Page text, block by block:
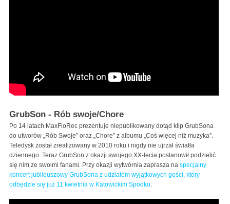
GrubSon - Rób swoje/Chore
Po 14 latach MaxFloRec prezentuje niepublikowany dotąd klip GrubSona
do utworów „Rób Swoje” oraz „Chore” z albumu „Coś więcej niż muzyka”.
Teledysk został zrealizowany w 2010 roku i nigdy nie ujrzał światła
dziennego. Teraz GrubSon z okazji swojego XX-lecia postanowił podzielić
się nim ze swoimi fanami. Przy okazji wytwórnia zaprasza na specjalny
koncert jubileuszowy GrubSona z udziałem wyjątkowych gości, który
odbędzie się już 11 kwietnia w Katowickim Spodku